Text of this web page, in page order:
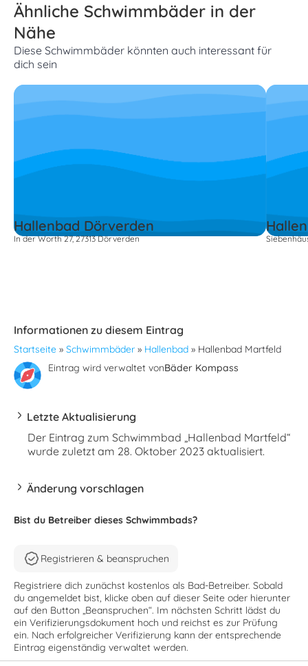
Ähnliche Schwimmbäder in der
Nähe
Diese Schwimmbäder könnten auch interessant für
dich sein
Hallenbad Dörverden
In der Worth 27, 27313 Dörverden
Informationen zu diesem Eintrag
Startseite » Schwimmbäder » Hallenbad » Hallenbad Martfeld
Eintrag wird verwaltet vonBäder Kompass
Letzte Aktualisierung
Der Eintrag zum Schwimmbad „Hallenbad Martfeld“
wurde zuletzt am 28. Oktober 2023 aktualisiert.
Änderung vorschlagen
Bist du Betreiber dieses Schwimmbads?
Registrieren & beanspruchen
Registriere dich zunächst kostenlos als Bad-Betreiber. Sobald
du angemeldet bist, klicke oben auf dieser Seite oder hierunter
auf den Button „Beanspruchen“. Im nächsten Schritt lädst du
ein Verifizierungsdokument hoch und reichst es zur Prüfung
ein. Nach erfolgreicher Verifizierung kann der entsprechende
Eintrag eigenständig verwaltet werden.